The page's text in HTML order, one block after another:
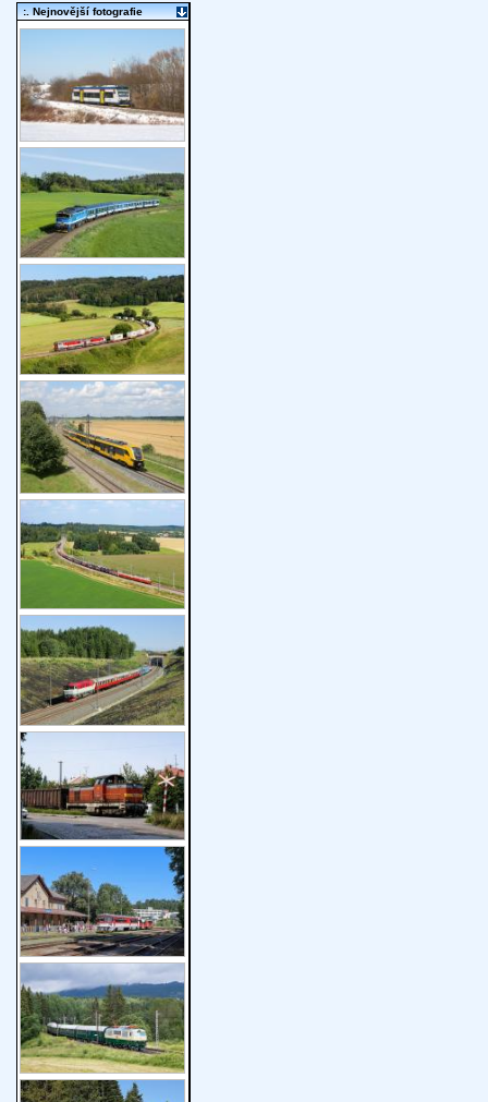
:. Nejnovější fotografie